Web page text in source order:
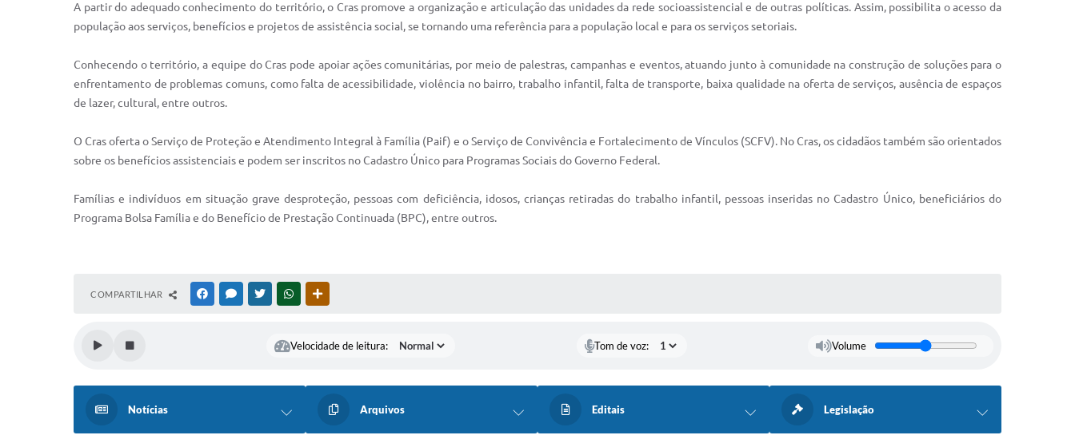
A partir do adequado conhecimento do território, o Cras promove a organização e articulação das unidades da rede socioassistencial e de outras políticas. Assim, possibilita o acesso da
população aos serviços, benefícios e projetos de assistência social, se tornando uma referência para a população local e para os serviços setoriais.
Conhecendo o território, a equipe do Cras pode apoiar ações comunitárias, por meio de palestras, campanhas e eventos, atuando junto à comunidade na construção de soluções para o
enfrentamento de problemas comuns, como falta de acessibilidade, violência no bairro, trabalho infantil, falta de transporte, baixa qualidade na oferta de serviços, ausência de espaços
de lazer, cultural, entre outros.
O Cras oferta o Serviço de Proteção e Atendimento Integral à Família (Paif) e o Serviço de Convivência e Fortalecimento de Vínculos (SCFV). No Cras, os cidadãos também são orientados
sobre os benefícios assistenciais e podem ser inscritos no Cadastro Único para Programas Sociais do Governo Federal.
Famílias e indivíduos em situação grave desproteção, pessoas com deficiência, idosos, crianças retiradas do trabalho infantil, pessoas inseridas no Cadastro Único, beneficiários do
Programa Bolsa Família e do Benefício de Prestação Continuada (BPC), entre outros.
COMPARTILHAR FACEBOOKMESSENGER
TWITTERWHATSAPP
Velocidade de leitura: Tom de voz: Volume
Notícias Arquivos Editais Legislação